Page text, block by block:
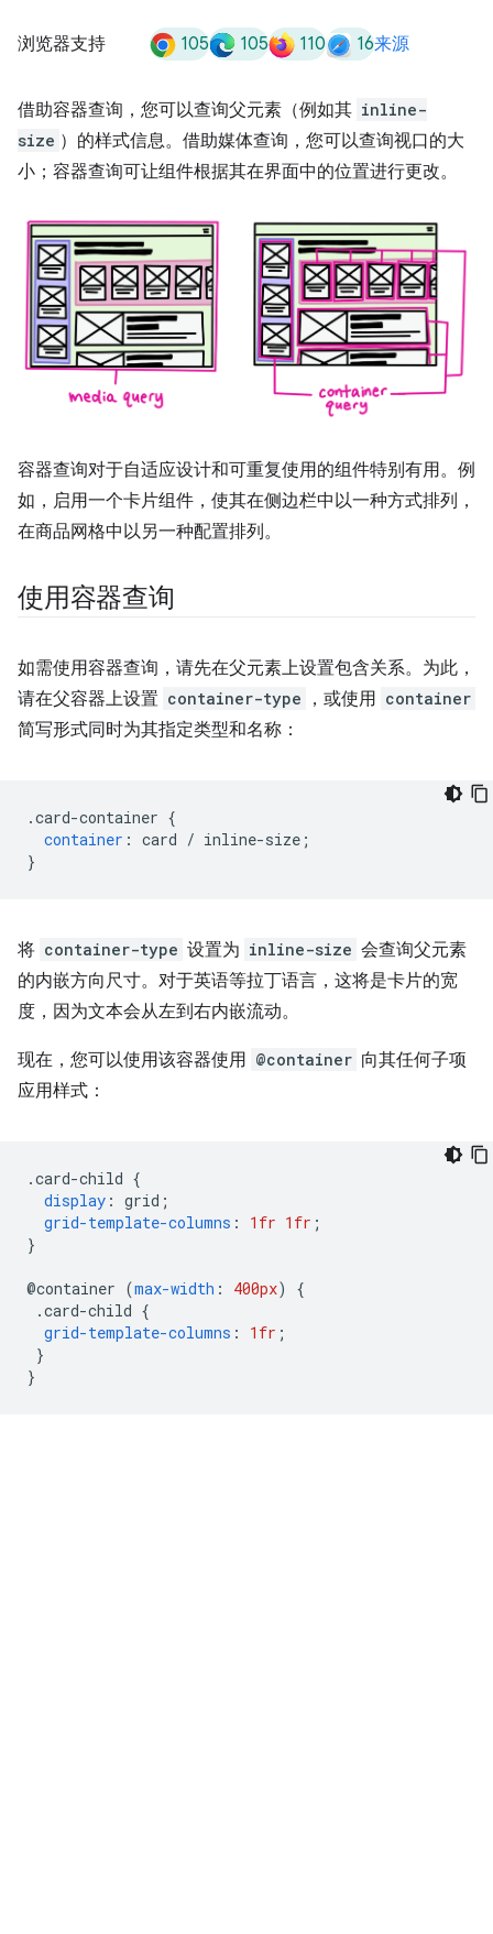
浏览器支持 105 105 110 16来源
借助容器查询，您可以查询父元素（例如其 inline-
size ）的样式信息。借助媒体查询，您可以查询视口的大
小；容器查询可让组件根据其在界面中的位置进行更改。
容器查询对于自适应设计和可重复使用的组件特别有用。例
如，启用一个卡片组件，使其在侧边栏中以一种方式排列，
在商品网格中以另一种配置排列。
使用容器查询
如需使用容器查询，请先在父元素上设置包含关系。为此，
请在父容器上设置 container-type ，或使用 container
简写形式同时为其指定类型和名称：
.card-container {
container : card / inline-size ;
}
将 container-type 设置为 inline-size 会查询父元素
的内嵌方向尺寸。对于英语等拉丁语言，这将是卡片的宽
度，因为文本会从左到右内嵌流动。
现在，您可以使用该容器使用 @container 向其任何子项
应用样式：
.card-child {
display : grid ;
grid-template-columns : 1fr 1fr ;
}
@container (max-width : 400px)
{
.card-child {
grid-template-columns : 1fr ;
}
}